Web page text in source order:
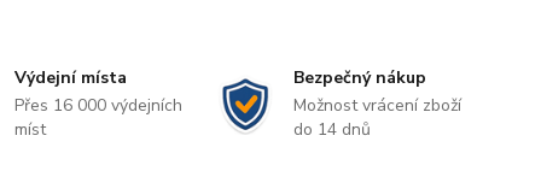
Výdejní místa
Přes 16 000 výdejních
míst
Bezpečný nákup
Možnost vrácení zboží
do 14 dnů